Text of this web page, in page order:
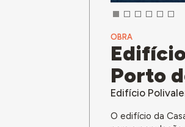
OBRA
Porto
Edifício
O edifício da